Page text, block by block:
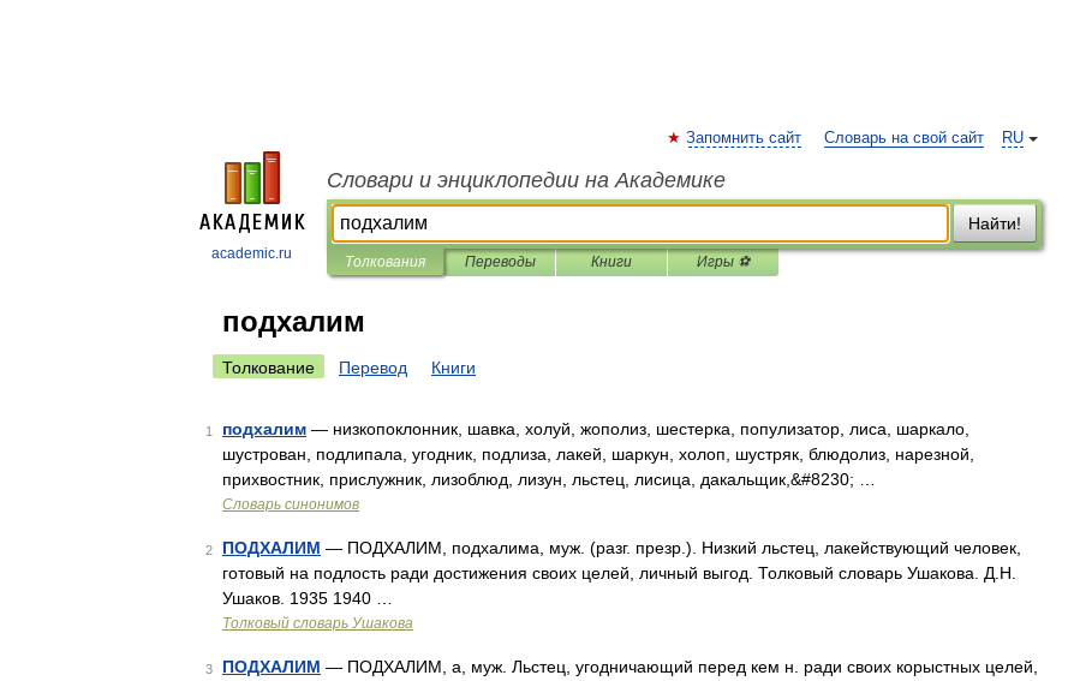
academic.ru
RU
Запомнить сайт Словарь на свой сайт
Словари и энциклопедии на Академике
Найти!
Толкования Переводы Книги Игры ⚽
подхалим
Толкование Перевод Книги
1 подхалим — низкопоклонник, шавка, холуй, жополиз, шестерка, популизатор, лиса, шаркало,
шустрован, подлипала, угодник, подлиза, лакей, шаркун, холоп, шустряк, блюдолиз, нарезной,
прихвостник, прислужник, лизоблюд, лизун, льстец, лисица, дакальщик,&#8230; …
Словарь синонимов
2 ПОДХАЛИМ — ПОДХАЛИМ, подхалима, муж. (разг. презр.). Низкий льстец, лакействующий человек,
готовый на подлость ради достижения своих целей, личный выгод. Толковый словарь Ушакова. Д.Н.
Ушаков. 1935 1940 …
Толковый словарь Ушакова
3 ПОДХАЛИМ — ПОДХАЛИМ, а, муж. Льстец, угодничающий перед кем н. ради своих корыстных целей,